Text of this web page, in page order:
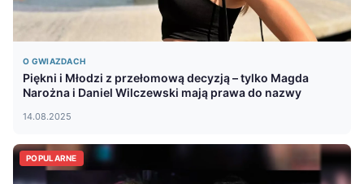
O GWIAZDACH
Piękni i Młodzi z przełomową decyzją – tylko Magda
Narożna i Daniel Wilczewski mają prawa do nazwy
14.08.2025
POPULARNE